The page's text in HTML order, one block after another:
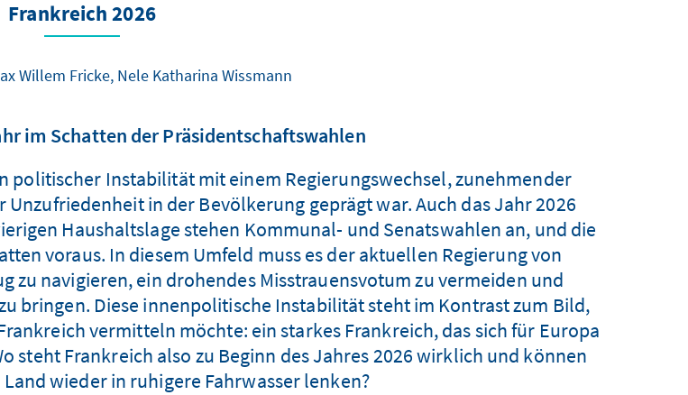
Frankreich 2026
Willem Fricke, Nele Katharina Wissmann
im Schatten der Präsidentschaftswahlen
politischer Instabilität mit einem Regierungswechsel, zunehmender
in der Bevölkerung geprägt war. Auch das Jahr 2026
Haushaltslage stehen Kommunal- und Senatswahlen an, und die
voraus. In diesem Umfeld muss es der aktuellen Regierung von
zu navigieren, ein drohendes Misstrauensvotum zu vermeiden und
bringen. Diese innenpolitische Instabilität steht im Kontrast zum Bild,
vermitteln möchte: ein starkes Frankreich, das sich für Europa
steht Frankreich also zu Beginn des Jahres 2026 wirklich und können
wieder in ruhigere Fahrwasser lenken?